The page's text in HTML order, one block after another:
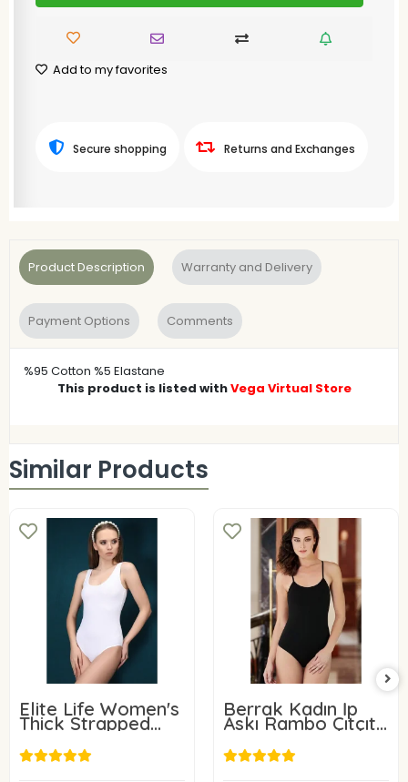
Add to my favorites
Secure shopping Returns and Exchanges
Product Description Warranty and Delivery
Payment Options Comments
%95 Cotton %5 Elastane
This product is listed withVega Virtual Store
Similar Products
Elite Life Women's
Thick Strapped
Slip Body 878
14,40 USD
Berrak Kadın İp
Askı Rambo Çıtçıtlı
Badi 2172
10,15 USD